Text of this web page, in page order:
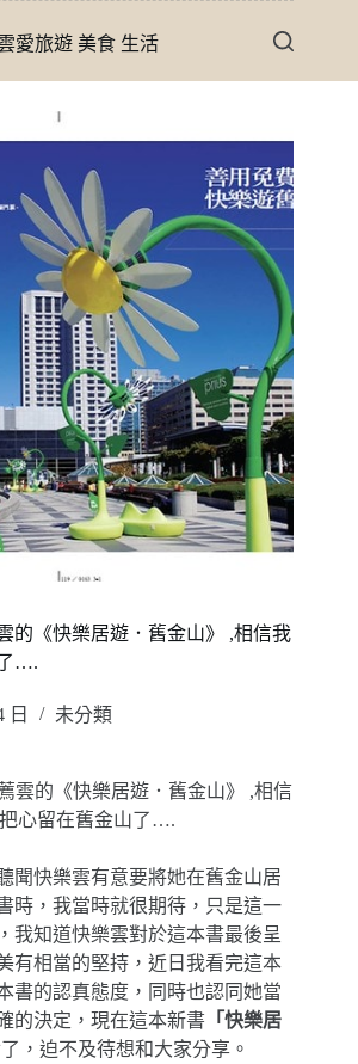
愛旅遊 美食 生活
的《快樂居遊．舊金山》 ,相信我
….
日 未分類
聞快樂雲有意要將她在舊金山居
時，我當時就很期待，只是這一
我知道快樂雲對於這本書最後呈
有相當的堅持，近日我看完這本
書的認真態度，同時也認同她當
的決定，現在這本新書 「快樂居
，迫不及待想和大家分享。